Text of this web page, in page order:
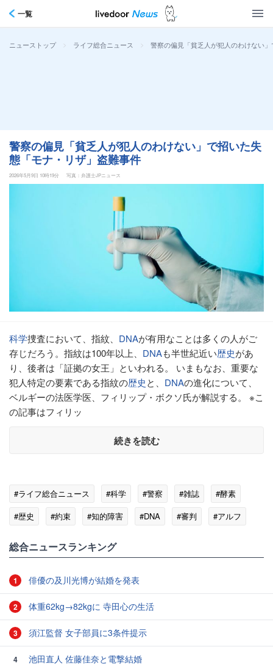
一覧
ニューストップ > ライフ総合ニュース > 警察の偏見「貧乏人が犯人のわけない
警察の偏見「貧乏人が犯人のわけない」で招いた失
態「モナ・リザ」盗難事件
2026年5月9日 10時19分 写真：弁護士JPニュース
科学捜査において、指紋、 DNAが有用なことは多くの人がご
存じだろう。指紋は100年以上、 DNAも半世紀近い歴史があ
り、後者は「証拠の女王」といわれる。 いまもなお、重要な
犯人特定の要素である指紋の歴史と、 DNAの進化について、
ベルギーの法医学医、フィリップ・ボクソ氏が解説する。 ※こ
の記事はフィリッ
続きを読む
#ライフ総合ニュース #科学 #警察 #雑誌
#酵素
#歴史
#約束 #知的障害 #DNA #審判 #アルフ
総合ニュースランキング
1 俳優の及川光博が結婚を発表
2 体重62kg→82kgに 寺田心の生活
3 須江監督 女子部員に3条件提示
4 池田直人 佐藤佳奈と電撃結婚